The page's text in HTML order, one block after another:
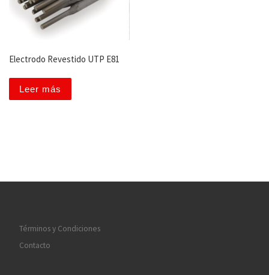
Electrodo Revestido UTP E81
Leer más
Términos y Condiciones
Contacto